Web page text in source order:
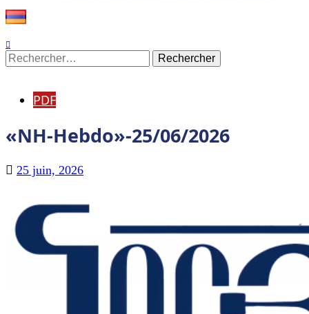
Rechercher :
PDF
«NH-Hebdo»-25/06/2026
25 juin, 2026